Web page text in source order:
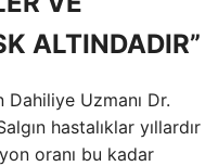
ALTINDADIR”
Uzmanı Dr.
hastalıklar yıllardır
oranı bu kadar